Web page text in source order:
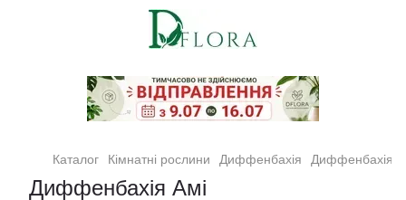
Кімнатні рослини та квіти
Каталог Кімнатні рослини Диффенбахія Диффенбахія
Диффенбахія Амі